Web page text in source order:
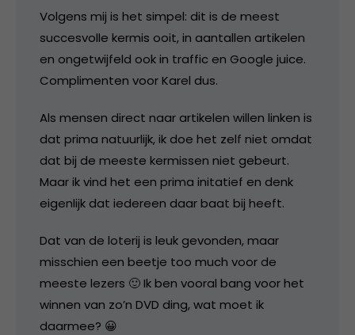
Volgens mij is het simpel: dit is de meest
succesvolle kermis ooit, in aantallen artikelen
en ongetwijfeld ook in traffic en Google juice.
Complimenten voor Karel dus.
Als mensen direct naar artikelen willen linken is
dat prima natuurlijk, ik doe het zelf niet omdat
dat bij de meeste kermissen niet gebeurt.
Maar ik vind het een prima initatief en denk
eigenlijk dat iedereen daar baat bij heeft.
Dat van de loterij is leuk gevonden, maar
misschien een beetje too much voor de
meeste lezers 🙂 Ik ben vooral bang voor het
winnen van zo’n DVD ding, wat moet ik
daarmee? 😀